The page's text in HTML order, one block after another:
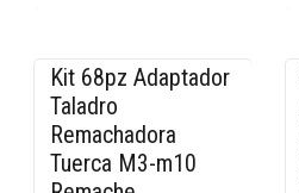
-14% OFF
Kit 68pz Adaptador
Taladro
Remachadora
Tuerca M3-m10